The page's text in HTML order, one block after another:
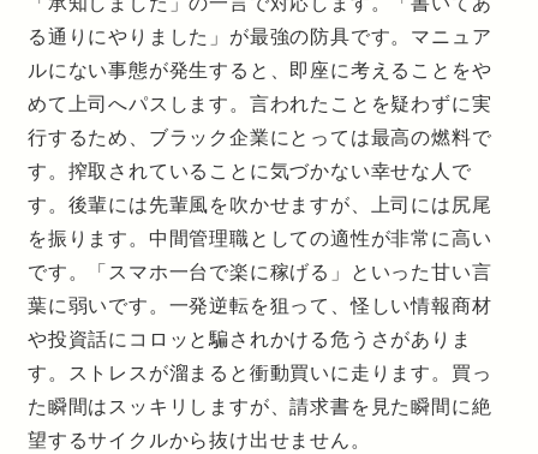
る通りにやりました」が最強の防具です。マニュア
ルにない事態が発生すると、即座に考えることをや
めて上司へパスします。言われたことを疑わずに実
行するため、ブラック企業にとっては最高の燃料で
す。搾取されていることに気づかない幸せな人で
す。後輩には先輩風を吹かせますが、上司には尻尾
を振ります。中間管理職としての適性が非常に高い
です。「スマホ一台で楽に稼げる」といった甘い言
葉に弱いです。一発逆転を狙って、怪しい情報商材
や投資話にコロッと騙されかける危うさがありま
す。ストレスが溜まると衝動買いに走ります。買っ
た瞬間はスッキリしますが、請求書を見た瞬間に絶
望するサイクルから抜け出せません。